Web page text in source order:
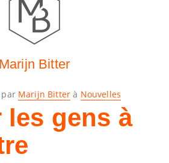
Marijn Bitter
par Marijn Bitter à Nouvelles
les gens à